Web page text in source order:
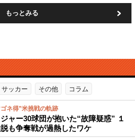
もっとみる
サッカー その他 コラム
ネ得”米挑戦の軌跡
ャー30球団が抱いた“故障疑惑” １
も争奪戦が過熱したワケ